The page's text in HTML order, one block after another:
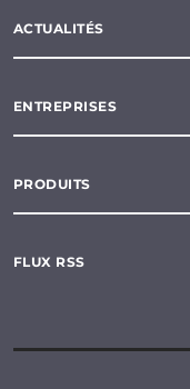
ACTUALITÉS
ENTREPRISES
PRODUITS
FLUX RSS